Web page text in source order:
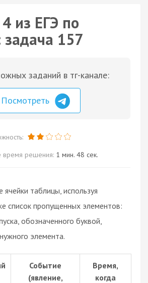
из ЕГЭ по
задача 157
заданий в тг-канале:
Посмотреть
время решения: 1 мин. 48 сек.
ячейки таблицы, используя
список пропущенных элементов:
обозначенного буквой,
элемента.
Событие
(явление,
Время,
когда